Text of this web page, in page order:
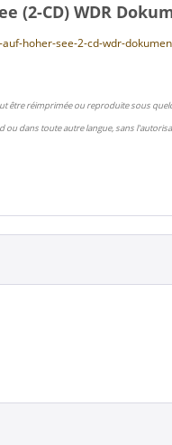
(2-CD) WDR
hoher-see-2-cd-wdr-
être réimprimée ou reproduite sous
dans toute autre langue, sans